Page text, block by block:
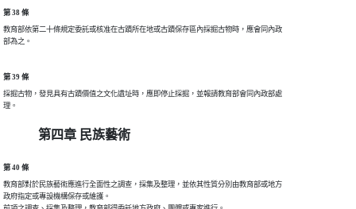
第 38 條
教育部依第二十條規定委託或核准在古蹟所在地或古蹟保存區內採掘古物時，應會同內政
第 39 條
採掘古物，發見具有古蹟價值之文化遺址時，應即停止採掘，並報請教育部會同內政部處
第四章 民族藝術
第 40 條
教育部對於民族藝術應進行全面性之調查，採集及整理，並依其性質分別由教育部或地方
政府指定或專設機構保存或維護。